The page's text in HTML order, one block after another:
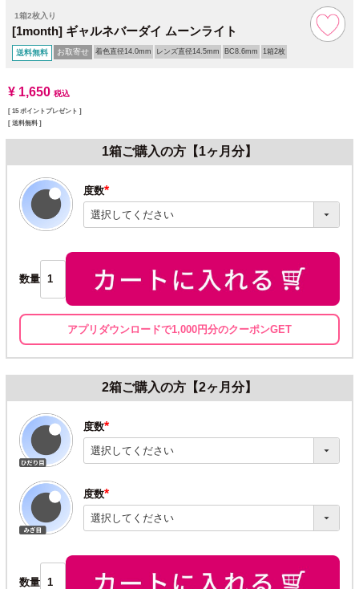
1箱2枚入り
[1month] ギャルネバーダイ ムーンライト
送料無料 お取寄せ 着色直径14.0mm レンズ直径14.5mm BC8.6mm 1箱2枚
¥ 1,650 税込
[ 15 ポイントプレゼント ]
送料無料
1箱ご購入の方【1ヶ月分】
度数
(必
須)
数量
アプリダウンロードで1,000円分のクーポンGET
2箱ご購入の方【2ヶ月分】
度数
(必
須)
度数
(必
須)
数量